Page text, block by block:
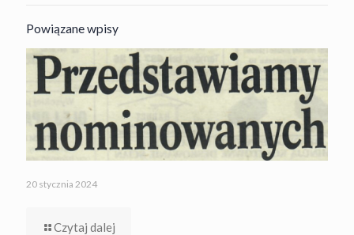
Powiązane wpisy
20 stycznia 2024
Czytaj dalej